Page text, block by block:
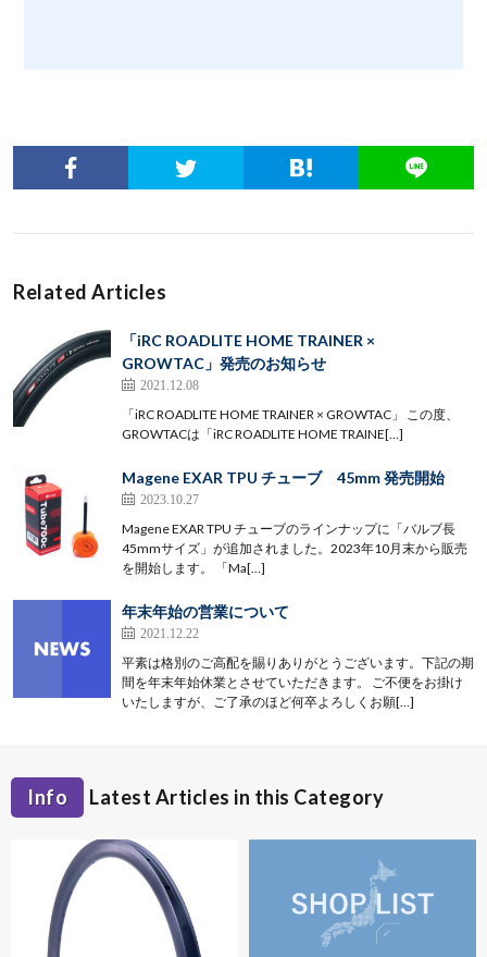
Related Articles
「iRC ROADLITE HOME TRAINER ×
GROWTAC」発売のお知らせ
2021.12.08
「iRC ROADLITE HOME TRAINER × GROWTAC」 この度、
GROWTACは「iRC ROADLITE HOME TRAINE[…]
Magene EXAR TPU チューブ 45mm 発売開始
2023.10.27
Magene EXAR TPU チューブのラインナップに「バルブ長
45mmサイズ」が追加されました。2023年10月末から販売
を開始します。 「Ma[…]
年末年始の営業について
2021.12.22
平素は格別のご高配を賜りありがとうございます。下記の期
間を年末年始休業とさせていただきます。 ご不便をお掛け
いたしますが、ご了承のほど何卒よろしくお願[…]
Info Latest Articles in this Category